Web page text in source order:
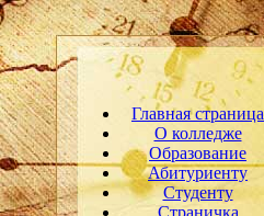
Главная страница
О колледже
Образование
Абитуриенту
Студенту
Страничка